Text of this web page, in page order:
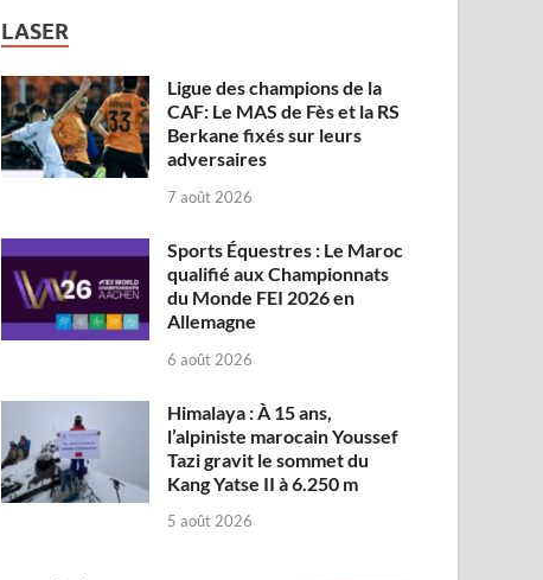
LASER
Ligue des champions de la
CAF: Le MAS de Fès et la RS
Berkane fixés sur leurs
adversaires
7 août 2026
Sports Équestres : Le Maroc
qualifié aux Championnats
du Monde FEI 2026 en
Allemagne
6 août 2026
Himalaya : À 15 ans,
l’alpiniste marocain Youssef
Tazi gravit le sommet du
Kang Yatse II à 6.250 m
5 août 2026